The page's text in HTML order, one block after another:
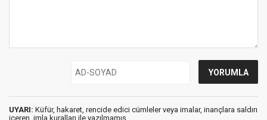
UYARI: Küfür, hakaret, rencide edici cümleler veya imalar, inançlara saldırı
içeren, imla kuralları ile yazılmamış,